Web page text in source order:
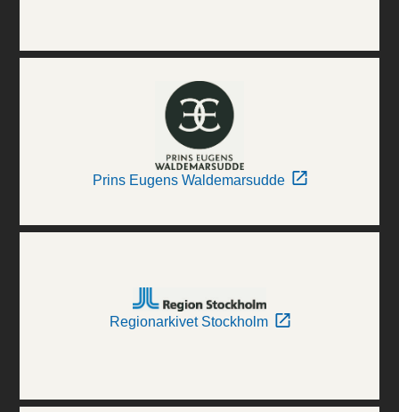
Prins Eugens Waldemarsudde
Regionarkivet Stockholm